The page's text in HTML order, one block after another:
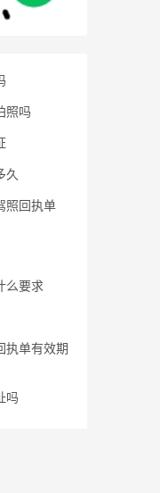
照吗
久
照回执单
么要求
执单有效期
吗